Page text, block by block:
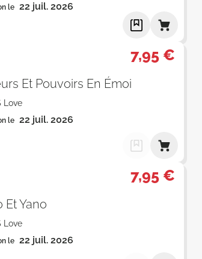
le 22 juil. 2026
7,95 €
Et Pouvoirs En Émoi
Love
le 22 juil. 2026
7,95 €
Et Yano
Love
le 22 juil. 2026